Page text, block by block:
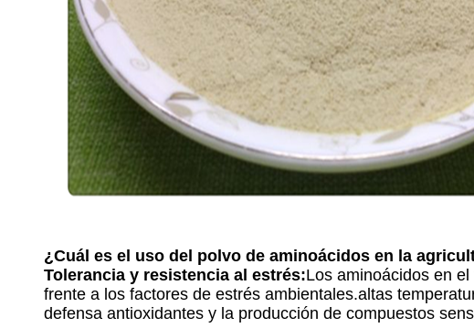
¿Cuál es el uso del polvo de aminoácidos en la
Tolerancia y resistencia al estrés:Los aminoácidos en
frente a los factores de estrés ambientales.altas
defensa antioxidantes y la producción de compuestos